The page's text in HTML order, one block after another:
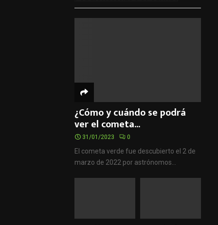
¿Cómo y cuándo se podrá
ver el cometa...
31/01/2023 0
El cometa verde fue descubierto el 2 de
marzo de 2022 por astrónomos...